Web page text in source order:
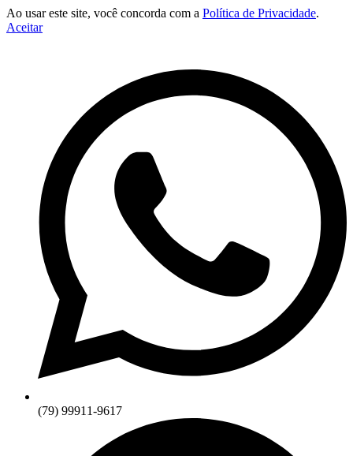
Ao usar este site, você concorda com a Política de Privacidade.
Aceitar
(79) 99911-9617